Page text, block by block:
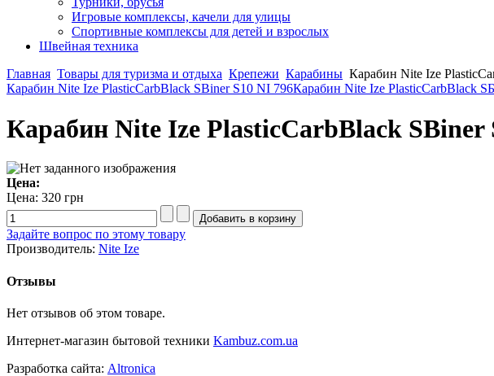
Игровые комплексы, качели для улицы
Спортивные комплексы для детей и взрослых
Швейная техника
Главная Товары для туризма и отдыха Крепежи Карабины Карабин Nite Ize
Карабин Nite Ize PlasticCarbBlack SBiner S10 NI 796Карабин Nite Ize PlasticCarbBlack
Карабин Nite Ize PlasticCarbBlack SBiner
Цена:
Цена: 320 грн
Задайте вопрос по этому товару
Производитель: Nite Ize
Отзывы
Нет отзывов об этом товаре.
Интернет-магазин бытовой техники Kambuz.com.ua
Разработка сайта: Altronica